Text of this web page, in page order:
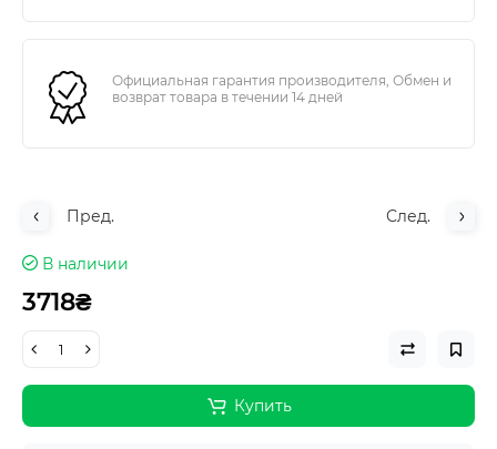
Официальная гарантия производителя, Обмен и
возврат товара в течении 14 дней
Пред. След.
В наличии
3718₴
Купить